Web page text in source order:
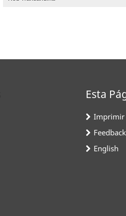
Esta
Imprimir
Feedback
English